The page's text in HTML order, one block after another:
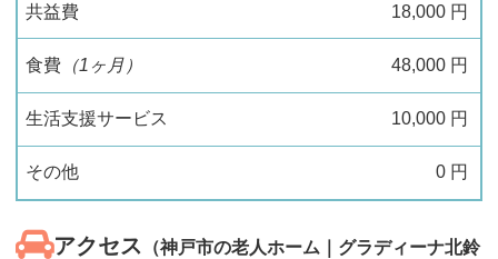
共益費 18,000 円
食費（1ヶ月） 48,000 円
生活支援サービス 10,000 円
その他 0 円
アクセス
（神戸市の老人ホーム｜グラディーナ北鈴